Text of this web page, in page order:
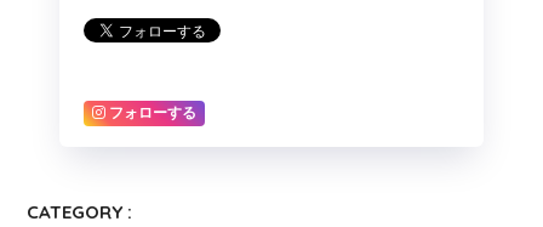
フォローする
CATEGORY :